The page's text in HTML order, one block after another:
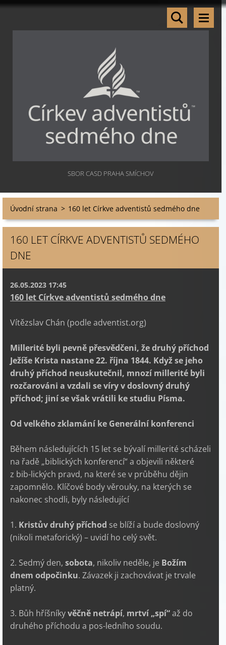
SBOR CASD PRAHA SMÍCHOV
Úvodní strana > 160 let Církve adventistů sedmého dne
160 LET CÍRKVE ADVENTISTŮ SEDMÉHO
DNE
26.05.2023 17:45
160 let Církve adventistů sedmého dne
Vítězslav Chán (podle adventist.org)
Millerité byli pevně přesvědčeni, že druhý příchod
Ježíše Krista nastane 22. října 1844. Když se jeho
druhý příchod neuskutečnil, mnozí millerité byli
rozčarováni a vzdali se víry v doslovný druhý
příchod; jiní se však vrátili ke studiu Písma.
Od velkého zklamání ke Generální konferenci
Během následujících 15 let se bývalí millerité scházeli
na řadě „biblických konferencí“ a objevili některé
z bib-lických pravd, na které se v průběhu dějin
zapomnělo. Klíčové body věrouky, na kterých se
nakonec shodli, byly následující
1. Kristův druhý příchod se blíží a bude doslovný
(nikoli metaforický) – uvidí ho celý svět.
2. Sedmý den, sobota, nikoliv neděle, je Božím
dnem odpočinku. Závazek ji zachovávat je trvale
platný.
3. Bůh hříšníkyvěčně netrápí, mrtví „spí“až do
druhého příchodu a pos-ledního soudu.